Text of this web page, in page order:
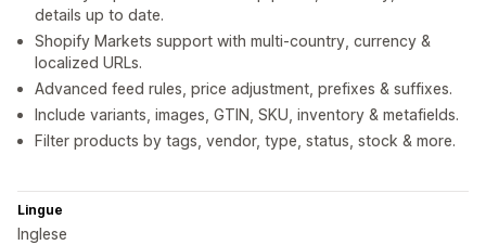
details up to date.
Shopify Markets support with multi-country, currency &
localized URLs.
Advanced feed rules, price adjustment, prefixes & suffixes.
Include variants, images, GTIN, SKU, inventory & metafields.
Filter products by tags, vendor, type, status, stock & more.
Lingue
Inglese